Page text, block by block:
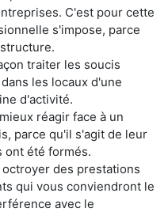
C'est pour cette
s'impose, parce
traiter les soucis
les locaux d'une
d'activité.
réagir face à un
parce qu'il s'agit de leur
ont été formés.
des prestations
qui vous conviendront le
avec le